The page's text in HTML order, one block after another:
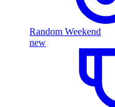
Random Weekend
new